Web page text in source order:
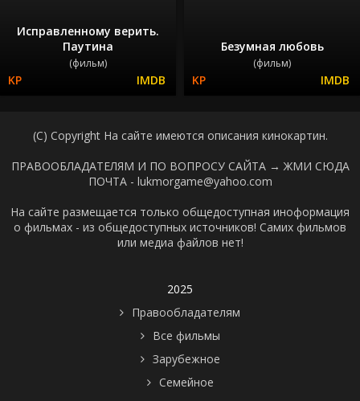
Исправленному верить.
Паутина
(фильм)
Безумная любовь
(фильм)
(C) Copyright На сайте имеются описания кинокартин.
ПРАВООБЛАДАТЕЛЯМ И ПО ВОПРОСУ САЙТА → ЖМИ СЮДА
ПОЧТА - lukmorgame@yahoo.com
На сайте размещается только общедоступная иноформация
о фильмах - из общедоступных источников! Самих фильмов
или медиа файлов нет!
2025
Правообладателям
Все фильмы
Зарубежное
Семейное